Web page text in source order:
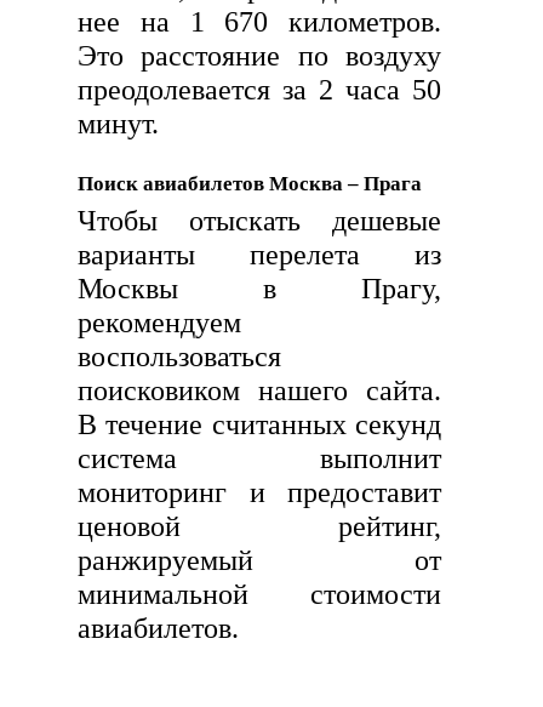
нее на 1 670 километров.
Это расстояние по воздуху
преодолевается за 2 часа 50
минут.
Поиск авиабилетов Москва – Прага
Чтобы отыскать дешевые
варианты перелета из
Москвы в Прагу,
рекомендуем
воспользоваться
поисковиком нашего сайта.
В течение считанных секунд
система выполнит
мониторинг и предоставит
ценовой рейтинг,
ранжируемый от
минимальной стоимости
авиабилетов.